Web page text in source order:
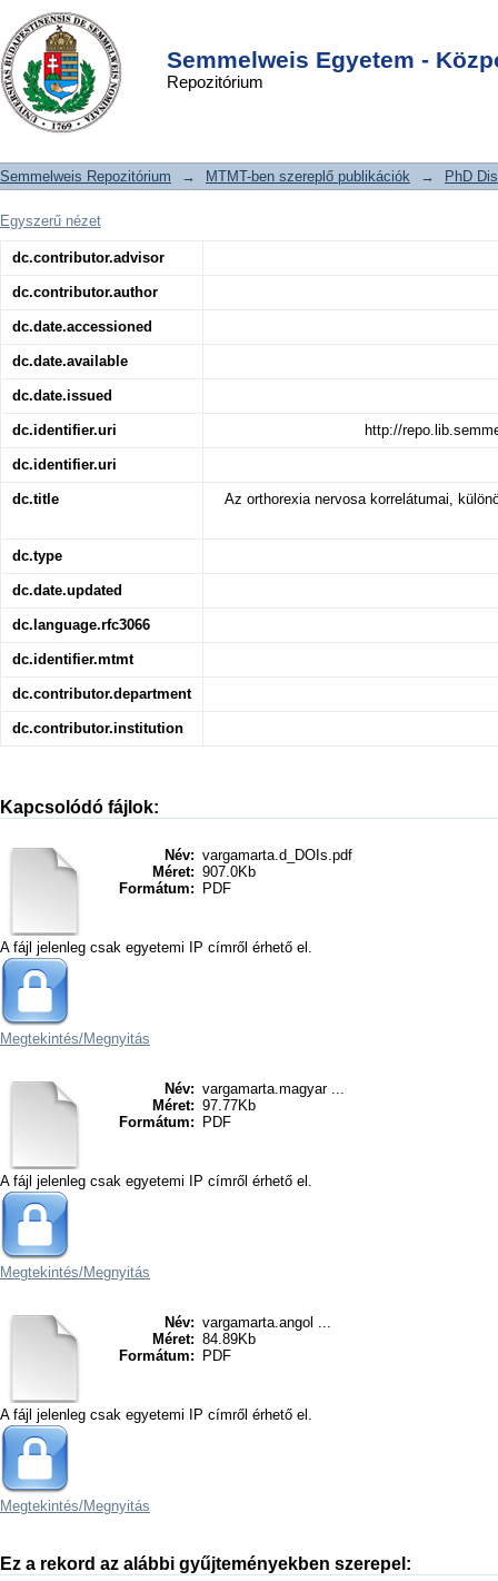
Semmelweis Egyetem -
Repozitórium
Az orthorexia nervosa korrelátumai,
különös tekintettel az evészavarokra
és a kényszeres tünetekre
DSpace/Manakin Repository
Semmelweis Repozitórium → MTMT-ben szereplő publikációk → PhD
Egyszerű nézet
dc.contributor.advisor
dc.contributor.author
dc.date.accessioned
dc.date.available
dc.date.issued
dc.identifier.uri http://
dc.identifier.uri
dc.title Az orthorexia nervosa korrelátumai,
dc.type
dc.date.updated
dc.language.rfc3066
dc.identifier.mtmt
dc.contributor.department
dc.contributor.institution
Kapcsolódó fájlok:
Név: vargamarta.d_DOIs.pdf
Méret: 907.0Kb
Formátum:
PDF
A fájl jelenleg csak egyetemi IP címről érhető el.
Megtekintés/Megnyitás
Név: vargamarta.magyar ...
Méret: 97.77Kb
Formátum:
PDF
A fájl jelenleg csak egyetemi IP címről érhető el.
Megtekintés/Megnyitás
Név: vargamarta.angol ...
Méret: 84.89Kb
Formátum:
PDF
A fájl jelenleg csak egyetemi IP címről érhető el.
Megtekintés/Megnyitás
Ez a rekord az alábbi gyűjteményekben szerepel: